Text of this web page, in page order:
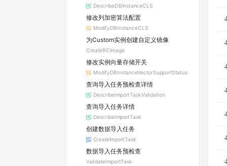
DescribeDBInstanceCLS
修改列加密算法配置
ModifyDBInstanceCLS
为Custom实例创建自定义镜像
CreateRCImage
修改实例向量存储开关
ModifyDBInstanceVectorSupportStatus
查询导入任务预检查详情
DescribeImportTaskValidation
查询导入任务详情
DescribeImportTask
创建数据导入任务
CreateImportTask
数据导入任务预检查
ValidateImportTask